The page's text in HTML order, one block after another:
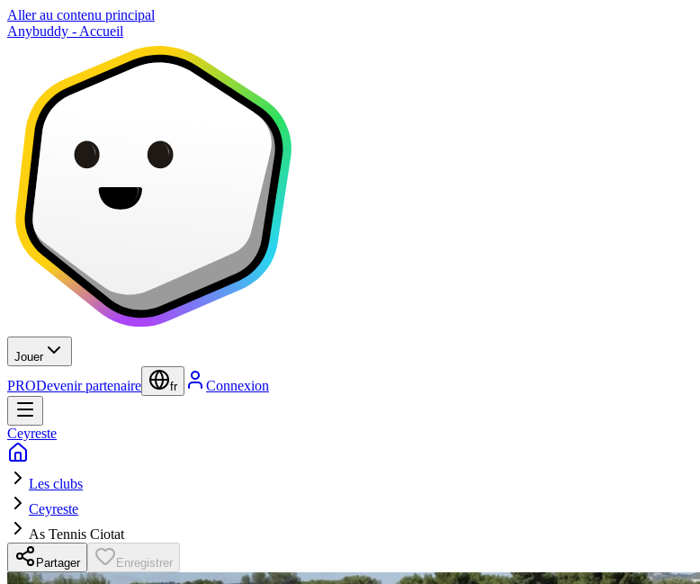
Aller au contenu principal
Anybuddy - Accueil
Jouer
PRODevenir partenaire fr Connexion
Ceyreste
Les clubs
Ceyreste
As Tennis Ciotat
Partager Enregistrer